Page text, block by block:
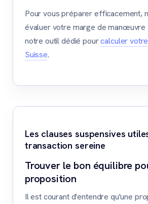
Pour vous préparer efficacement,
évaluer votre marge de manœuvre
notre outil dédié pourcalculer
Suisse.
Les clauses suspensives
transaction sereine
Trouver le bon équilibre
proposition
Il est courant d'entendre qu'une